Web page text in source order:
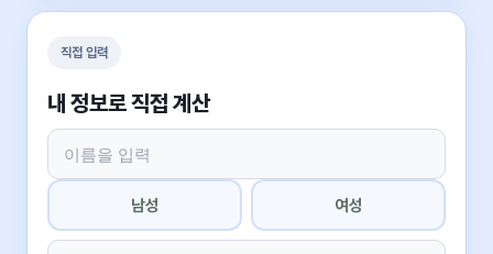
직접 입력
내 정보로 직접 계산
남성 여성